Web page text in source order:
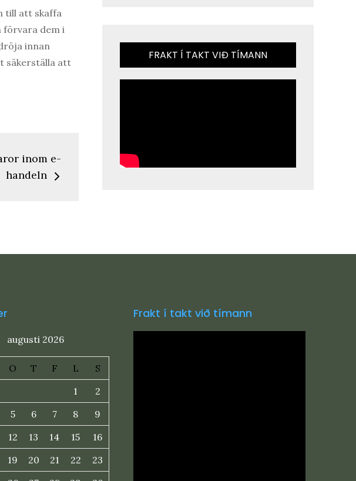
till att skaffa
förvara dem i
innan
säkerställa att
inom e-
handeln
FRAKT Í TAKT VIÐ TÍMANN
augusti 2026
O T F L
S
1
2
5 6 7 8
9
12 13 14 15
16
19 20 21 22
23
Frakt í takt við tímann